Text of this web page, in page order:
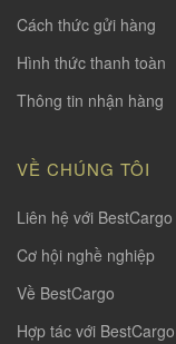
Cách thức gửi hàng
Hình thức thanh toàn
Thông tin nhận hàng
VỀ CHÚNG TÔI
Liên hệ với BestCargo
Cơ hội nghề nghiệp
Về BestCargo
Hợp tác với BestCargo